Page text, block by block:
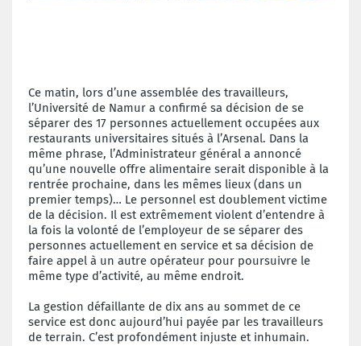
Ce matin, lors d’une assemblée des travailleurs,
l’Université de Namur a confirmé sa décision de se
séparer des 17 personnes actuellement occupées aux
restaurants universitaires situés à l’Arsenal. Dans la
même phrase, l’Administrateur général a annoncé
qu’une nouvelle offre alimentaire serait disponible à la
rentrée prochaine, dans les mêmes lieux (dans un
premier temps)… Le personnel est doublement victime
de la décision. Il est extrêmement violent d’entendre à
la fois la volonté de l’employeur de se séparer des
personnes actuellement en service et sa décision de
faire appel à un autre opérateur pour poursuivre le
même type d’activité, au même endroit.
La gestion défaillante de dix ans au sommet de ce
service est donc aujourd’hui payée par les travailleurs
de terrain. C’est profondément injuste et inhumain.